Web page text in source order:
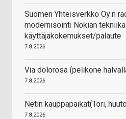
Suomen Yhteisverkko Oy:n
modernisointi Nokian
käyttäjäkokemukset/palaute
7.8.2026
Via dolorosa (pelikone
7.8.2026
Netin kauppapaikat(Tori,
7.8.2026